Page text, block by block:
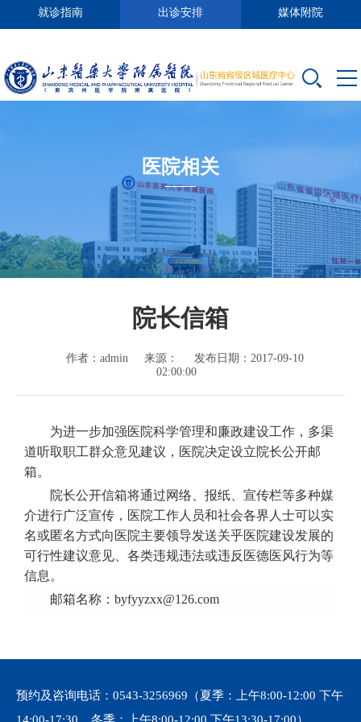
就诊指南 出诊安排 媒体附院
医院相关
院长信箱
作者：admin 来源：
发布日期：2017-09-10
02:00:00
为进一步加强医院科学管理和廉政建设工作，多渠
道听取职工群众意见建议，医院决定设立院长公开邮
箱。
院长公开信箱将通过网络、报纸、宣传栏等多种媒
介进行广泛宣传，医院工作人员和社会各界人士可以实
名或匿名方式向医院主要领导发送关乎医院建设发展的
可行性建议意见、各类违规违法或违反医德医风行为等
信息。
邮箱名称： byfyyzxx@126.com
预约及咨询电话： 0543-3256969 （夏季：上午8:00-12:00 下午